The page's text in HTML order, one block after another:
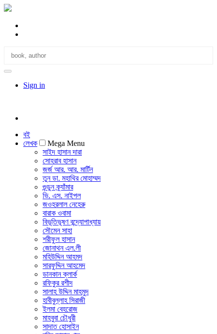
Sign in
বই
লেখক
Mega Menu
সাইদ হাসান দারা
সোহরাব হাসান
জর্জ আর. আর. মার্টিন
তুন ডা. মহাথির মোহাম্মদ
গুন্ডুন ক্র্যাঁমার
ভি. এস. নাইপল
জওহরলাল নেহেরু
বারাক ওবামা
বিভূতিভূষণ বন্দ্যোপাধ্যায়
সৌমেন সাহা
শরীফুল হাসান
জোনাথন এল.লী
মহিউদ্দিন আহমদ
সারফুদ্দিন আহমেদ
ডানকান ক্লার্ক
রফিকুর রশীদ
সালাহ উদ্দিন মাহমুদ
হাবীবুল্লাহ সিরাজী
ইলমা বেহরোজ
মাহবুবা চৌধুরী
সাদাত হোসাইন